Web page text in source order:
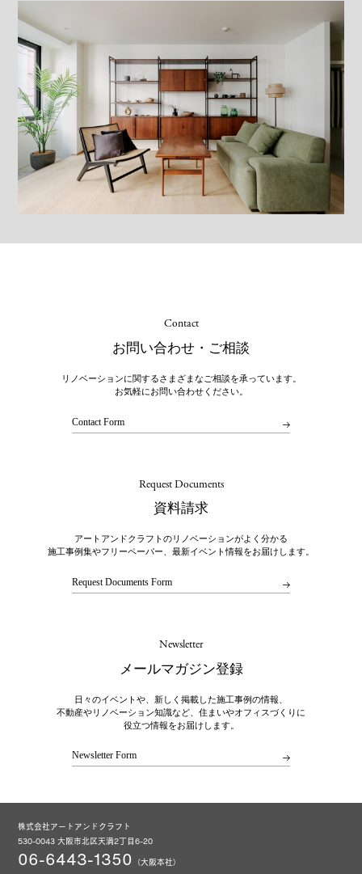
Contact
お問い合わせ・ご相談
リノベーションに関するさまざまなご相談を承っています。
お気軽にお問い合わせください。
Contact Form
Request Documents
資料請求
アートアンドクラフトのリノベーションがよく分かる
施工事例集やフリーペーパー、最新イベント情報をお届けします。
Request Documents Form
Newsletter
メールマガジン登録
日々のイベントや、新しく掲載した施工事例の情報、
不動産やリノベーション知識など、住まいやオフィスづくりに
役立つ情報をお届けします。
Newsletter Form
株式会社アートアンドクラフト
530-0043 大阪市北区天満2丁目6-20
06-6443-1350 （大阪本社）